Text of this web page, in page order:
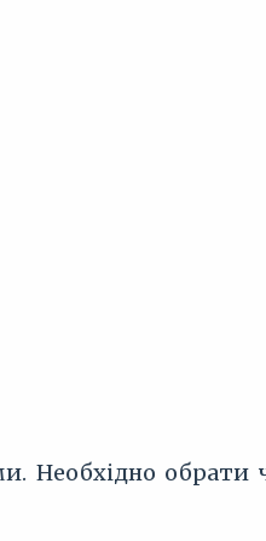
Необхідно обрати